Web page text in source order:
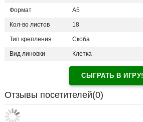
Формат А5
Кол-во листов 18
Тип крепления Скоба
Вид линовки Клетка
СЫГРАТЬ В ИГРУ!
Отзывы посетителей(0)